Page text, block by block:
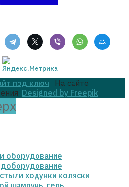
под ключ На сайте
Designed by Freepik
оборудование
ходунки коляски
шампунь, гель